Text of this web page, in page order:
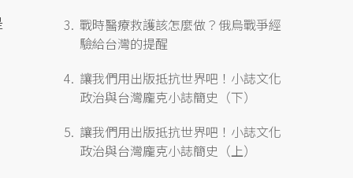
戰時醫療救護該怎麼做？俄烏戰爭經
驗給台灣的提醒
讓我們用出版抵抗世界吧！小誌文化
政治與台灣龐克小誌簡史（下）
讓我們用出版抵抗世界吧！小誌文化
政治與台灣龐克小誌簡史（上）